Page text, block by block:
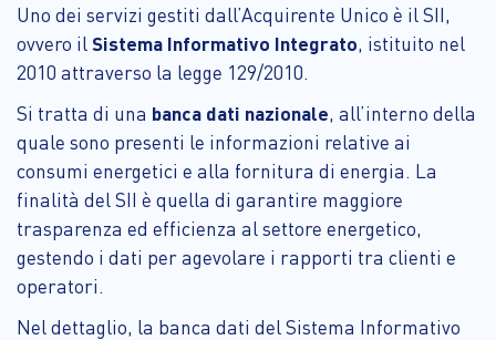
Uno dei servizi gestiti dall’Acquirente Unico è il SII,
ovvero ilSistema Informativo Integrato, istituito nel
2010 attraverso la legge 129/2010.
Si tratta di una banca dati nazionale, all’interno della
quale sono presenti le informazioni relative ai
consumi energetici e alla fornitura di energia. La
finalità del SII è quella di garantire maggiore
trasparenza ed efficienza al settore energetico,
gestendo i dati per agevolare i rapporti tra clienti e
operatori.
Nel dettaglio, la banca dati del Sistema Informativo